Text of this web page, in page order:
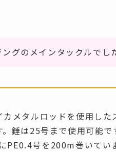
グのメインタックルでし
メタルロッドを使用した
錘は25号まで使用可能で
PE0.4号を200m巻いてい